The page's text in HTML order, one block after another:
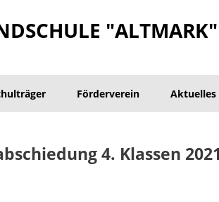
"ALTMARK"
Förderverein Aktuelles
4. Klassen 2021